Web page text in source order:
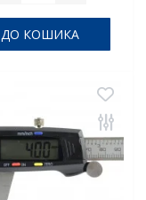
ДО КОШИКА